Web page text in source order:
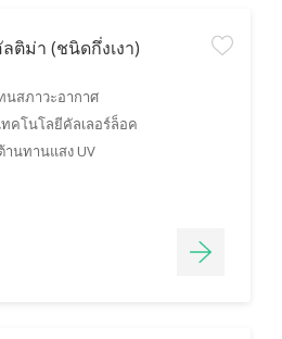
ติม่า (ชนิดกึ่งเงา)
นสภาวะอากาศ
ทคโนโลยีคัลเลอร์ล็อค
านทานแสง UV